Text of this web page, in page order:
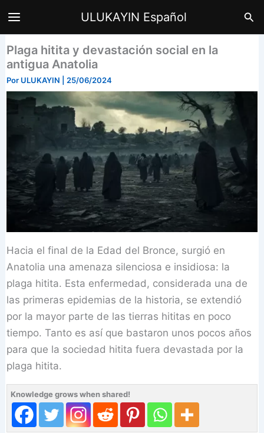
ULUKAYIN Español
Plaga hitita y devastación social en la
antigua Anatolia
Por ULUKAYIN 25/06/2024
Hacia el final de la Edad del Bronce, surgió en
Anatolia una amenaza silenciosa e insidiosa: la
plaga hitita. Esta enfermedad, considerada una de
las primeras epidemias de la historia, se extendió
por la mayor parte de las tierras hititas en poco
tiempo. Tanto es así que bastaron unos pocos años
para que la sociedad hitita fuera devastada por la
plaga hitita.
Knowledge grows when shared!